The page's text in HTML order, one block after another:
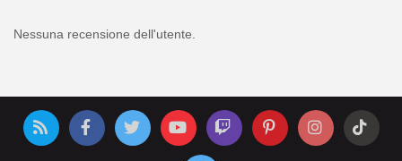
Nessuna recensione dell'utente.